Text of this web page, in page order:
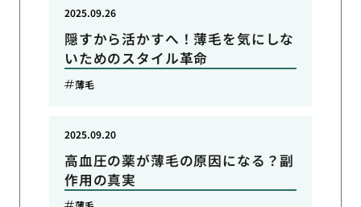
隠すから活かすへ！薄毛を気にしな
いためのスタイル革命
2025.09.26
薄毛
高血圧の薬が薄毛の原因になる？副
作用の真実
2025.09.20